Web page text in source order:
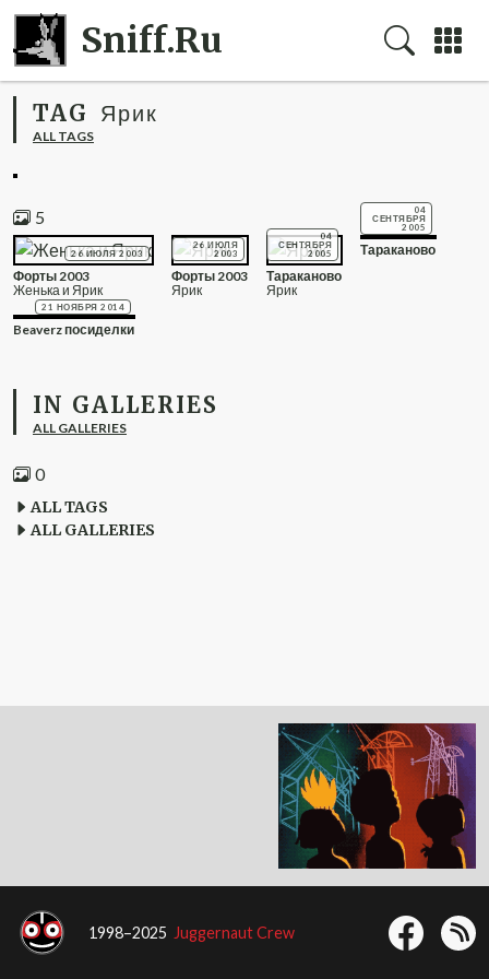
Sniff.Ru
TAG Ярик
ALL TAGS
5
26 ИЮЛЯ 2003
Форты 2003
Женька и Ярик
26 ИЮЛЯ
2003
Форты 2003
Ярик
04
СЕНТЯБРЯ
2005
Тараканово
Ярик
04
СЕНТЯБРЯ
2005
Тараканово
21 НОЯБРЯ 2014
Beaverz посиделки
IN GALLERIES
ALL GALLERIES
0
ALL TAGS
ALL GALLERIES
1998–2025 Juggernaut Crew